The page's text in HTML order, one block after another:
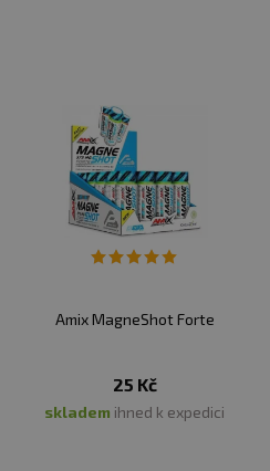
Amix MagneShot Forte
25 Kč
skladem ihned k expedici